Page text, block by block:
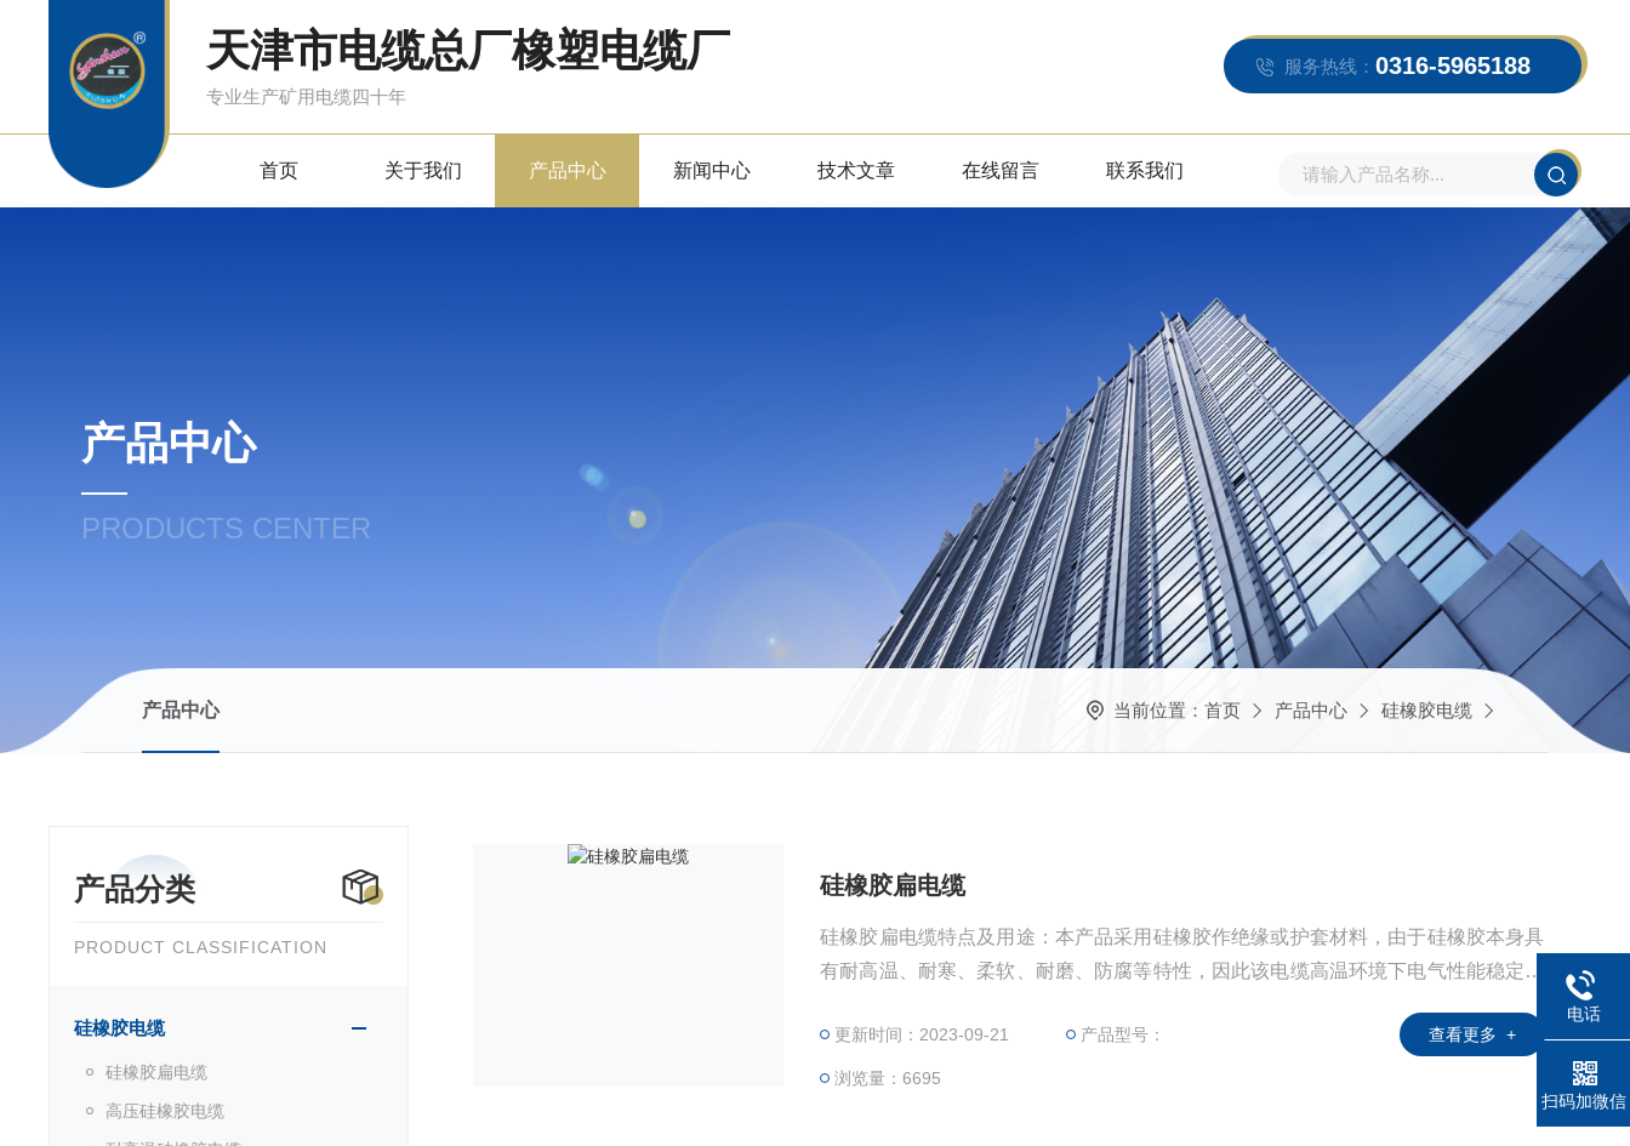
天津市电缆总厂橡塑电缆厂
专业生产矿用电缆四十年
服务热线： 0316-5965188
首页 关于我们 产品中心 新闻中心 技术文章 在线留言 联系我们
产品中心
PRODUCTS CENTER
产品中心 当前位置： 首页 产品中心 硅橡胶电缆
产品分类
PRODUCT CLASSIFICATION
硅橡胶电缆
硅橡胶扁电缆
高压硅橡胶电缆
硅橡胶扁电缆
硅橡胶扁电缆特点及用途：本产品采用硅橡胶作绝缘或护套材料，由于硅橡胶本身具
有耐高温、耐寒、柔软、耐磨、防腐等特性，因此该电缆高温环境下电气性能稳定，
求的行车、台车、传输机械等移动设备和电器用动力传输线
更新时间：2023-09-21 产品型号：
浏览量：6695
查看更多 +
电话
扫码加微信